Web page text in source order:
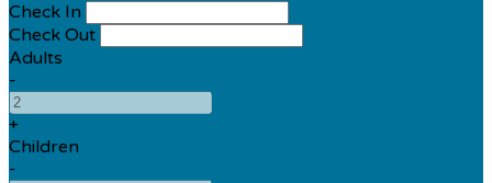
Check In
Check Out
Adults
-
+
Children
-